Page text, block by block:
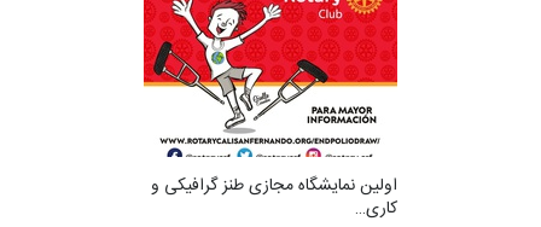
اولین نمایشگاه مجازی طنز گرافیکی و
کاری…